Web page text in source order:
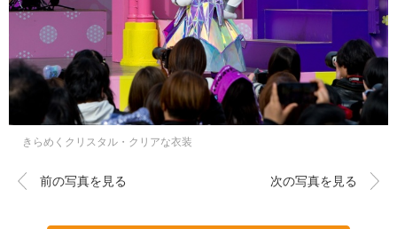
きらめくクリスタル・クリアな衣装
前の写真を見る 次の写真を見る